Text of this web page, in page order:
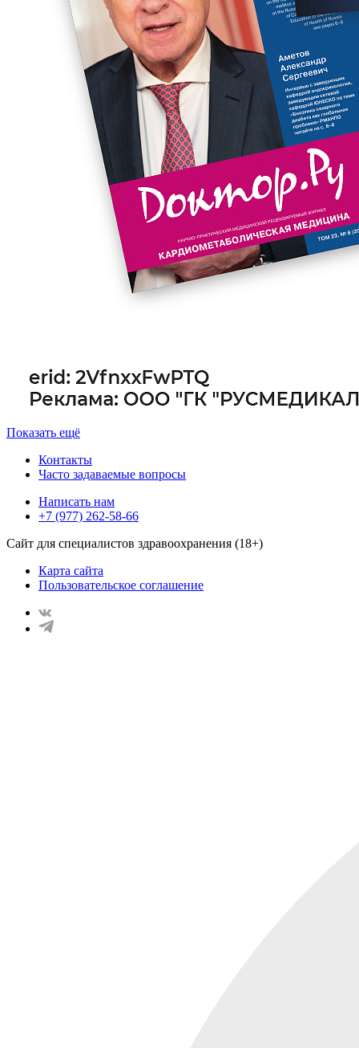
Показать ещё
Контакты
Часто задаваемые вопросы
Написать нам
+7 (977) 262-58-66
Сайт для специалистов здравоохранения (18+)
Карта сайта
Пользовательское соглашение